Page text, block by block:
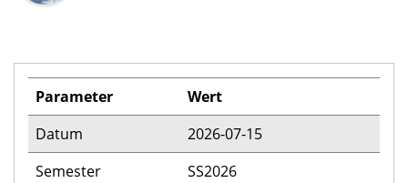
Parameter
Wert
Datum
2026-07-15
Semester
SS2026